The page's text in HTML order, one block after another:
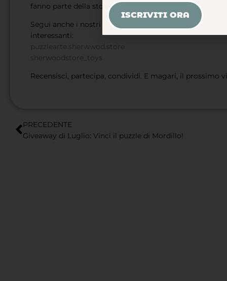
fanno parte della storia della nostra piattaforma.
Segui anche i nostri canali social, dove proclamiamo
interessanti:
puzzlearte.sherwwod.store
sherwoodstore_toys
Recensisci, partecipa, condividi. E magari, il prossimo
PRECEDENTE
Giveaway di Luglio: Vinci il puzzle di Mordillo!
ISCRIVITI ORA